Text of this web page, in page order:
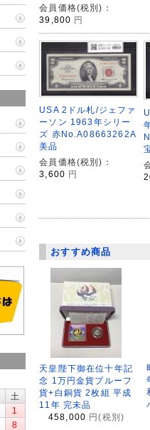
会員価格(税別)：
39,800 円
USA 2ドル札/ジェファ
ーソン 1963年シリー
ズ 赤No.A08663262A
美品
会員価格(税別)：
3,600 円
おすすめ商品
天皇陛下御在位十年記
念 1万円金貨プルーフ
貨+白銅貨 2枚組 平成
11年 完未品
458,000 円(税別)
土
1
8